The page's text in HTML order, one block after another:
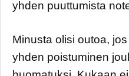
yhden puuttumista
Minusta olisi outoa,
yhden poistuminen